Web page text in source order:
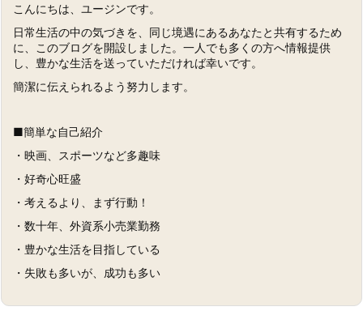
こんにちは、ユージンです。
日常生活の中の気づきを、同じ境遇にあるあなたと共有するため
に、このブログを開設しました。一人でも多くの方へ情報提供
し、豊かな生活を送っていただければ幸いです。
簡潔に伝えられるよう努力します。
■簡単な自己紹介
・映画、スポーツなど多趣味
・好奇心旺盛
・考えるより、まず行動！
・数十年、外資系小売業勤務
・豊かな生活を目指している
・失敗も多いが、成功も多い